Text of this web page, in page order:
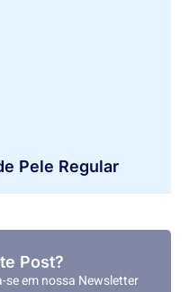
Pele Regular
Post?
se em nossa Newsletter